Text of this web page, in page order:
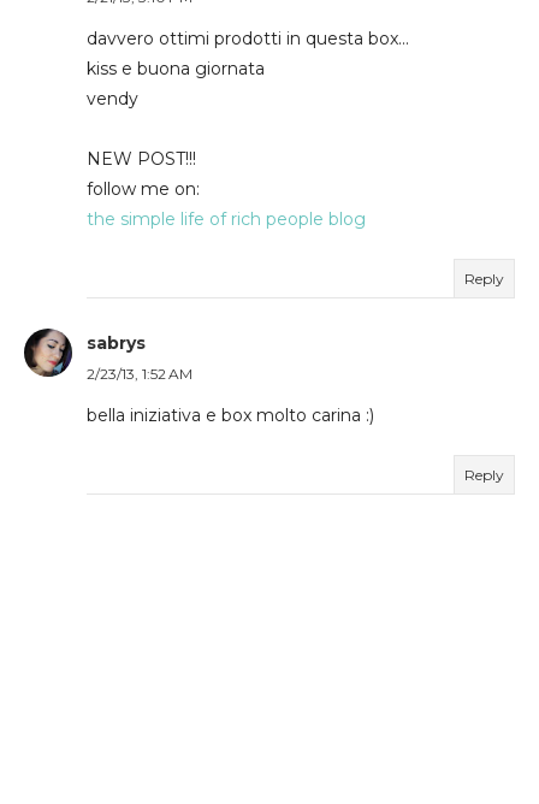
davvero ottimi prodotti in questa box...
kiss e buona giornata
vendy
NEW POST!!!
follow me on:
the simple life of rich people blog
Reply
sabrys
2/23/13, 1:52 AM
bella iniziativa e box molto carina :)
Reply